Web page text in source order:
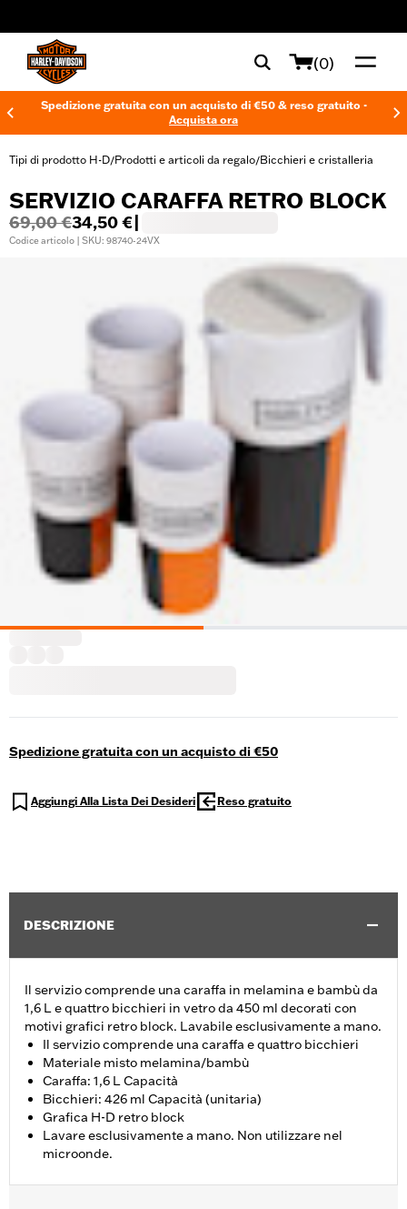
(0)
Spedizione gratuita con un acquisto di €50 & reso gratuito -
Acquista ora
Tipi di prodotto H-D/Prodotti e articoli da regalo/Bicchieri e cristalleria
SERVIZIO CARAFFA RETRO BLOCK
69,00 €34,50 €
Codice articolo | SKU: 98740-24VX
Spedizione gratuita con un acquisto di €50
Aggiungi Alla Lista Dei Desideri Reso gratuito
DESCRIZIONE
Il servizio comprende una caraffa in melamina e bambù da
1,6 L e quattro bicchieri in vetro da 450 ml decorati con
motivi grafici retro block. Lavabile esclusivamente a mano.
Il servizio comprende una caraffa e quattro bicchieri
Materiale misto melamina/bambù
Caraffa: 1,6 L Capacità
Bicchieri: 426 ml Capacità (unitaria)
Grafica H-D retro block
Lavare esclusivamente a mano. Non utilizzare nel
microonde.